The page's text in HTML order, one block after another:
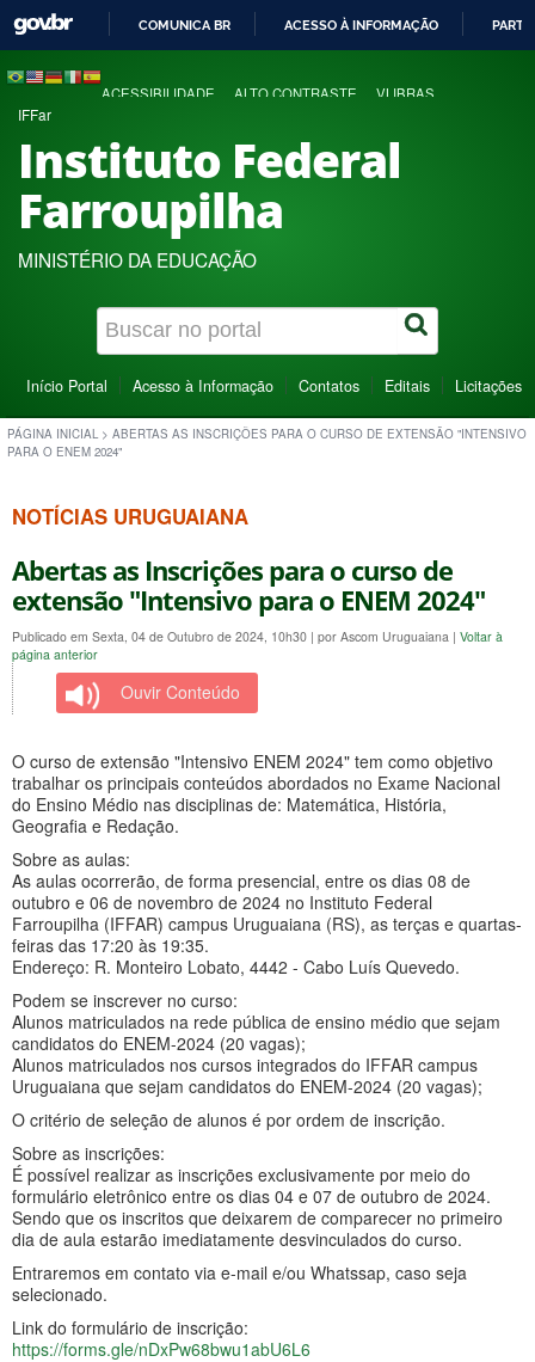
COMUNICA BR ACESSO À INFORMAÇÃO
ACESSIBILIDADE ALTO CONTRASTE VLIBRAS
IFFar
Instituto Federal
Farroupilha
MINISTÉRIO DA EDUCAÇÃO
Início Portal Acesso à Informação Contatos Editais Licitações
PÁGINA INICIAL > ABERTAS AS INSCRIÇÕES PARA O CURSO DE EXTENSÃO "INTENSIVO
PARA O ENEM 2024"
NOTÍCIAS URUGUAIANA
Abertas as Inscrições para o curso de
extensão "Intensivo para o ENEM 2024"
Publicado em Sexta, 04 de Outubro de 2024, 10h30 | por Ascom Uruguaiana | Voltar à
página anterior
Ouvir Conteúdo
O curso de extensão "Intensivo ENEM 2024" tem como objetivo
trabalhar os principais conteúdos abordados no Exame Nacional
do Ensino Médio nas disciplinas de: Matemática, História,
Geografia e Redação.
Sobre as aulas:
As aulas ocorrerão, de forma presencial, entre os dias 08 de
outubro e 06 de novembro de 2024 no Instituto Federal
Farroupilha (IFFAR) campus Uruguaiana (RS), as terças e quartas-
feiras das 17:20 às 19:35.
Endereço: R. Monteiro Lobato, 4442 - Cabo Luís Quevedo.
Podem se inscrever no curso:
Alunos matriculados na rede pública de ensino médio que sejam
candidatos do ENEM-2024 (20 vagas);
Alunos matriculados nos cursos integrados do IFFAR campus
Uruguaiana que sejam candidatos do ENEM-2024 (20 vagas);
O critério de seleção de alunos é por ordem de inscrição.
Sobre as inscrições:
É possível realizar as inscrições exclusivamente por meio do
formulário eletrônico entre os dias 04 e 07 de outubro de 2024.
Sendo que os inscritos que deixarem de comparecer no primeiro
dia de aula estarão imediatamente desvinculados do curso.
Entraremos em contato via e-mail e/ou Whatssap, caso seja
selecionado.
Link do formulário de inscrição:
https://forms.gle/nDxPw68bwu1abU6L6